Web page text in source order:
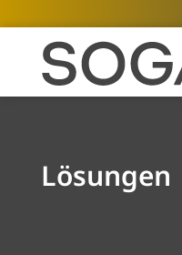
Lösungen